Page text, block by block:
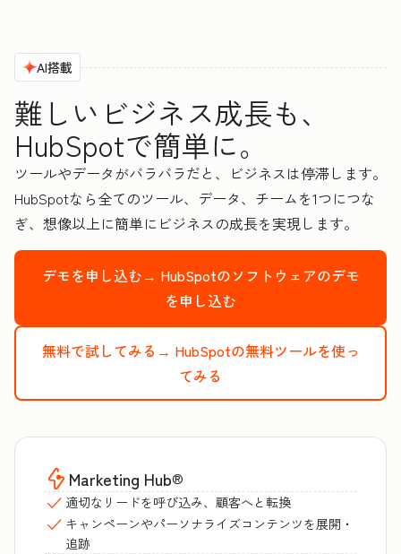
AI搭載
難しいビジネス成長も、
HubSpotで簡単に。
ツールやデータがバラバラだと、ビジネスは停滞します。
HubSpotなら全てのツール、データ、チームを1つにつな
ぎ、想像以上に簡単にビジネスの成長を実現します。
デモを申し込む→ HubSpotのソフトウェアのデモ
を申し込む
無料で試してみる→ HubSpotの無料ツールを使っ
てみる
Marketing Hub®
適切なリードを呼び込み、顧客へと転換
キャンペーンやパーソナライズコンテンツを展開・
追跡